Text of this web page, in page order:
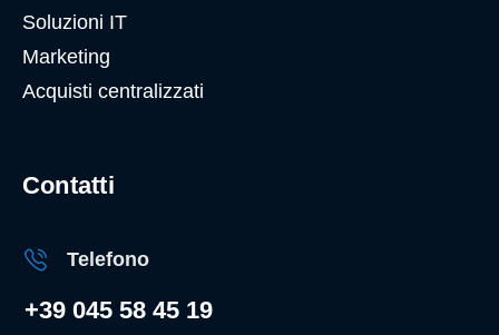
Soluzioni IT
Marketing
Acquisti centralizzati
Contatti
Telefono
+39 045 58 45 19